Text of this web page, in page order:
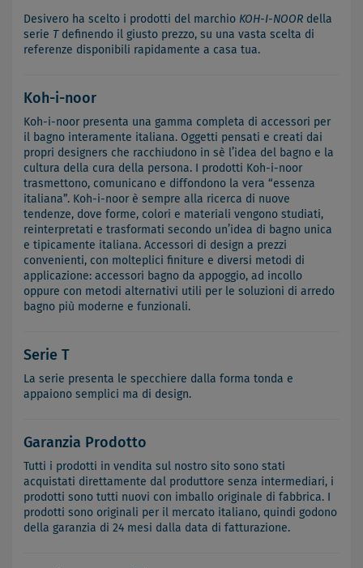
Desivero ha scelto i prodotti del marchio KOH-I-NOOR della
serie T definendo il giusto prezzo, su una vasta scelta di
referenze disponibili rapidamente a casa tua.
Koh-i-noor
Koh-i-noor presenta una gamma completa di accessori per
il bagno interamente italiana. Oggetti pensati e creati dai
propri designers che racchiudono in sè l’idea del bagno e la
cultura della cura della persona. I prodotti Koh-i-noor
trasmettono, comunicano e diffondono la vera “essenza
italiana”. Koh-i-noor è sempre alla ricerca di nuove
tendenze, dove forme, colori e materiali vengono studiati,
reinterpretati e trasformati secondo un’idea di bagno unica
e tipicamente italiana. Accessori di design a prezzi
convenienti, con molteplici finiture e diversi metodi di
applicazione: accessori bagno da appoggio, ad incollo
oppure con metodi alternativi utili per le soluzioni di arredo
bagno più moderne e funzionali.
Serie T
La serie presenta le specchiere dalla forma tonda e
appaiono semplici ma di design.
Garanzia Prodotto
Tutti i prodotti in vendita sul nostro sito sono stati
acquistati direttamente dal produttore senza intermediari, i
prodotti sono tutti nuovi con imballo originale di fabbrica. I
prodotti sono originali per il mercato italiano, quindi godono
della garanzia di 24 mesi dalla data di fatturazione.